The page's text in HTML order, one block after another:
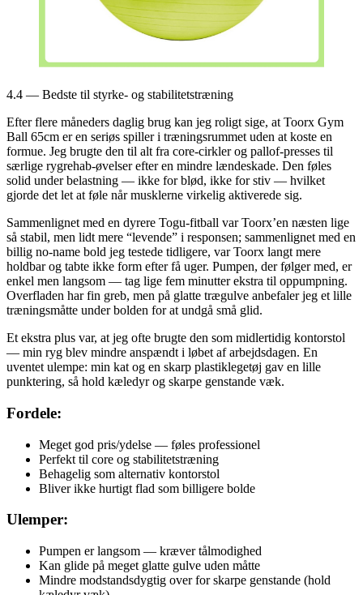
4.4 — Bedste til styrke- og stabilitetstræning
Efter flere måneders daglig brug kan jeg roligt sige, at Toorx Gym
Ball 65cm er en seriøs spiller i træningsrummet uden at koste en
formue. Jeg brugte den til alt fra core-cirkler og pallof-presses til
særlige rygrehab-øvelser efter en mindre lændeskade. Den føles
solid under belastning — ikke for blød, ikke for stiv — hvilket
gjorde det let at føle når musklerne virkelig aktiverede sig.
Sammenlignet med en dyrere Togu-fitball var Toorx’en næsten lige
så stabil, men lidt mere “levende” i responsen; sammenlignet med en
billig no-name bold jeg testede tidligere, var Toorx langt mere
holdbar og tabte ikke form efter få uger. Pumpen, der følger med, er
enkel men langsom — tag lige fem minutter ekstra til oppumpning.
Overfladen har fin greb, men på glatte trægulve anbefaler jeg et lille
træningsmåtte under bolden for at undgå små glid.
Et ekstra plus var, at jeg ofte brugte den som midlertidig kontorstol
— min ryg blev mindre anspændt i løbet af arbejdsdagen. En
uventet ulempe: min kat og en skarp plastiklegetøj gav en lille
punktering, så hold kæledyr og skarpe genstande væk.
Fordele:
Meget god pris/ydelse — føles professionel
Perfekt til core og stabilitetstræning
Behagelig som alternativ kontorstol
Bliver ikke hurtigt flad som billigere bolde
Ulemper:
Pumpen er langsom — kræver tålmodighed
Kan glide på meget glatte gulve uden måtte
Mindre modstandsdygtig over for skarpe genstande (hold